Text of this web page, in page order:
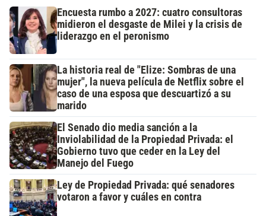
Encuesta rumbo a 2027: cuatro consultoras
midieron el desgaste de Milei y la crisis de
liderazgo en el peronismo
La historia real de "Elize: Sombras de una
mujer", la nueva película de Netflix sobre el
caso de una esposa que descuartizó a su
marido
El Senado dio media sanción a la
Inviolabilidad de la Propiedad Privada: el
Gobierno tuvo que ceder en la Ley del
Manejo del Fuego
Ley de Propiedad Privada: qué senadores
votaron a favor y cuáles en contra